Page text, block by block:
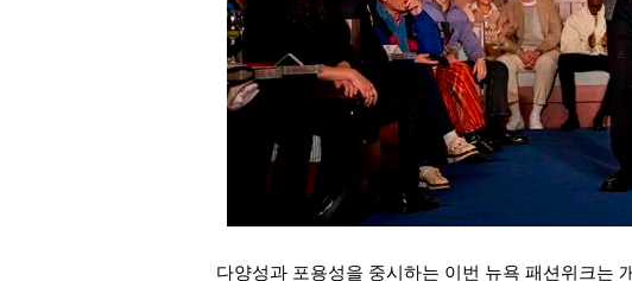
다양성과 포용성을 중시하는 이번 뉴욕 패션위크는